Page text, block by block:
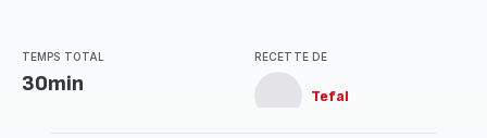
TEMPS TOTAL
30min
RECETTE DE
Tefal